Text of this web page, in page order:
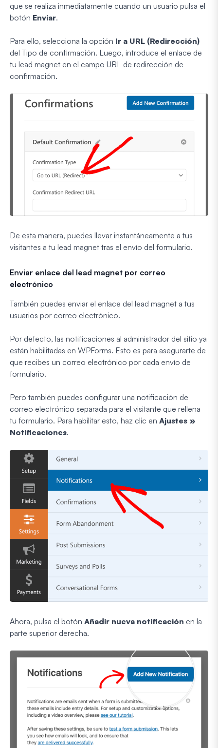
que se realiza inmediatamente cuando un usuario pulsa el
botón Enviar.
Para ello, selecciona la opción Ir a URL (Redirección)
del Tipo de confirmación. Luego, introduce el enlace de
tu lead magnet en el campo URL de redirección de
confirmación.
De esta manera, puedes llevar instantáneamente a tus
visitantes a tu lead magnet tras el envío del formulario.
Enviar enlace del lead magnet por correo
electrónico
También puedes enviar el enlace del lead magnet a tus
usuarios por correo electrónico.
Por defecto, las notificaciones al administrador del sitio ya
están habilitadas en WPForms. Esto es para asegurarte de
que recibes un correo electrónico por cada envío de
formulario.
Pero también puedes configurar una notificación de
correo electrónico separada para el visitante que rellena
tu formulario. Para habilitar esto, haz clic en Ajustes »
Notificaciones.
Ahora, pulsa el botón Añadir nueva notificación en la
parte superior derecha.